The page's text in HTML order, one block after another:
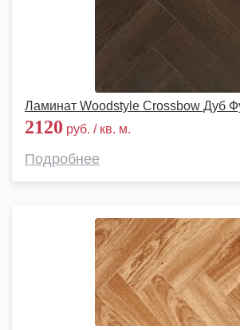
Ламинат Woodstyle Crossbow Дуб
2120 руб. / кв. м.
Подробнее